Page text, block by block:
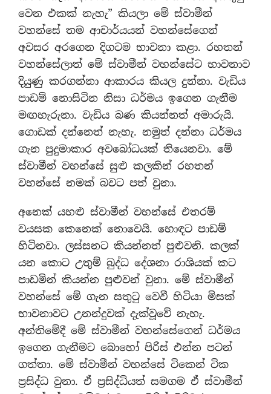
වෙන එකක් නැහැ” කියලා මේ ස්වාමීන්
වහන්සේ තම ආචාර්යයන් වහන්සේගෙන්
අවසර අරගෙන දිගටම භාවනා කළා. රහතන්
වහන්සේලාත් මේ ස්වාමීන් වහන්සේට භාවනාව
දියුණු කරගන්නා ආකාරය කියල දුන්නා. වැඩිය
පාඩම් නොසිටින නිසා ධර්මය ඉගෙන ගැනීම
මඟහැරුනා. වැඩිය බණ කියන්නත් අමාරුයි.
ගොඩක් දන්නෙත් නැහැ. නමුත් දන්නා ධර්මය
ගැන පුදුමාකාර අවබෝධයක් තියෙනවා. මේ
ස්වාමීන් වහන්සේ සුළු කලකින් රහතන්
වහන්සේ නමක් බවට පත් වුනා.
අනෙක් යහළු ස්වාමීන් වහන්සේ එතරම්
වයසක කෙනෙක් නොවෙයි. හොඳට පාඩම්
හිටිනවා. ලස්සනට කියන්නත් පුළුවනි. කලක්
යන කොට උතුම් බුද්ධ දේශනා රාශියක් කට
පාඩමින් කියන්න පුළුවන් වුනා. මේ ස්වාමීන්
වහන්සේ මේ ගැන සතුටු වෙවී හිටියා මිසක්
භාවනාවට උනන්දුවක් දැක්වූවේ නැහැ.
අන්තිමේදී මේ ස්වාමීන් වහන්සේගෙන් ධර්මය
ඉගෙන ගැනීමට බොහෝ පිරිස් එන්න පටන්
ගත්තා. මේ ස්වාමීන් වහන්සේ ටිකෙන් ටික
ප්‍රසිද්ධ වුනා. ඒ ප්‍රසිද්ධියත් සමගම ඒ ස්වාමීන්